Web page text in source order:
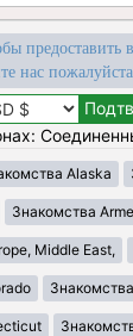
предоставить
нас пожалуйста
Alaska
Знакомства
Middle East,